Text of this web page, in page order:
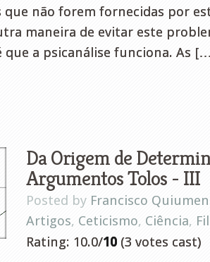
que não forem fornecidas por
maneira de evitar este
que a psicanálise funciona. As
Da Origem de
Argumentos Tolos - III
Posted by Francisco
Artigos, Ceticismo, Ciência,
Rating: 10.0/10 (3 votes cast)